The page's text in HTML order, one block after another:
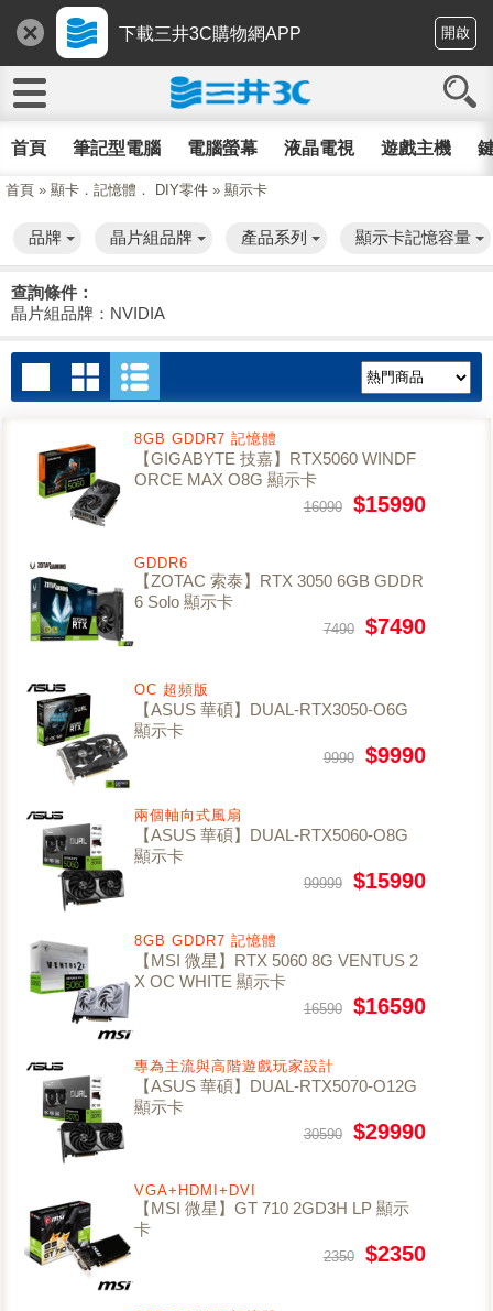
下載三井3C購物網APP 開啟
首頁 筆記型電腦 電腦螢幕 液晶電視 遊戲主機
首頁 » 顯卡．記憶體． DIY零件 » 顯示卡
品牌 晶片組品牌 產品系列 顯示卡記憶容量
查詢條件：
晶片組品牌：NVIDIA
8GB GDDR7 記憶體
【GIGABYTE 技嘉】RTX5060 WINDF
ORCE MAX O8G 顯示卡
16090 $15990
GDDR6
【ZOTAC 索泰】RTX 3050 6GB GDDR
6 Solo 顯示卡
7490 $7490
OC 超頻版
【ASUS 華碩】DUAL-RTX3050-O6G
顯示卡
9990 $9990
兩個軸向式風扇
【ASUS 華碩】DUAL-RTX5060-O8G
顯示卡
99999 $15990
8GB GDDR7 記憶體
【MSI 微星】RTX 5060 8G VENTUS 2
X OC WHITE 顯示卡
16590 $16590
專為主流與高階遊戲玩家設計
【ASUS 華碩】DUAL-RTX5070-O12G
顯示卡
30590 $29990
VGA+HDMI+DVI
【MSI 微星】GT 710 2GD3H LP 顯示
卡
2350 $2350